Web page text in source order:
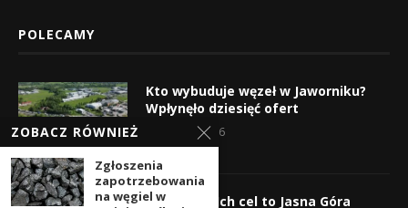
POLECAMY
Kto wybuduje węzeł w Jaworniku?
Wpłynęło dziesięć ofert
7 sierpnia 2026
Wyruszyli! Ich cel to Jasna Góra
ZOBACZ RÓWNIEŻ
Zgłoszenia
zapotrzebowania
na węgiel w